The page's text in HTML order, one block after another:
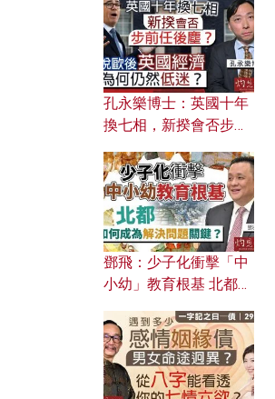
對付北約美國？
孔永樂博士：英國十年
換七相，新揆會否步前
濟為何仍然低迷？
鄧飛：少子化衝擊「中
小幼」教育根基 北都如